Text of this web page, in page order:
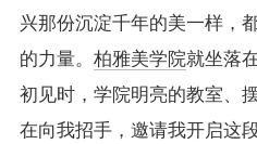
兴那份沉淀千年的美一样，
的力量。 柏雅美学院就坐落
初见时，学院明亮的教室、
在向我招手，邀请我开启这